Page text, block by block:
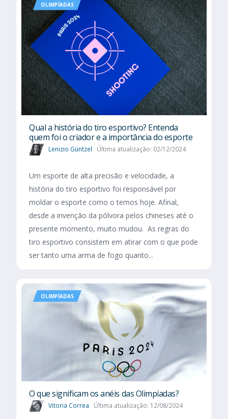
OLIMPÍADAS
Qual a história do tiro esportivo? Entenda
quem foi o criador e a importância do esporte
Lenizio Güntzel Última atualização: 02/12/2024
Um esporte de alta precisão e velocidade, a
história do tiro esportivo foi responsável por
moldar o esporte como o temos hoje. Afinal,
desde a invenção da pólvora pelos chineses até o
presente momento, muito mudou. As regras do
tiro esportivo consistem em atirar com o que pode
ser tanto uma arma de fogo quanto...
OLIMPÍADAS
O que significam os anéis das Olimpíadas?
Vitoria Correa Última atualização: 12/08/2024